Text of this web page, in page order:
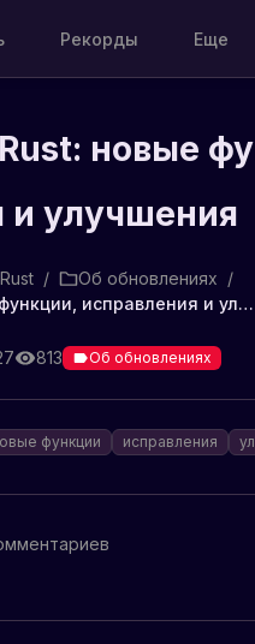
Рекорды Еще
новые
и улучшения
/ Об обновлениях /
Обновление Rust: новые функции, исправления и улучшения
813 Об обновлениях
функции исправления